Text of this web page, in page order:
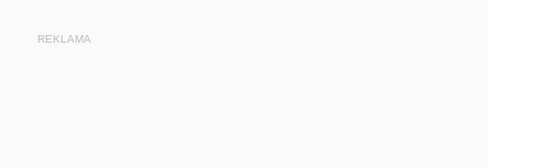
REKLAMA